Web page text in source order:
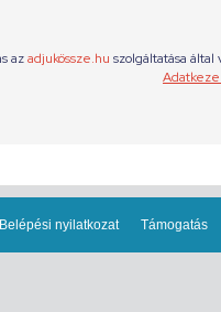
Belépési nyilatkozat Támogatás